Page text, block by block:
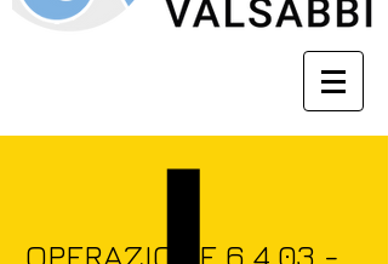
OPERAZIONE 6.4.03 -